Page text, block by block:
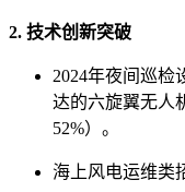
2. ‌技术创新突破‌
2024年夜间巡检
达的六旋翼无人
52%）。
海上风电运维类